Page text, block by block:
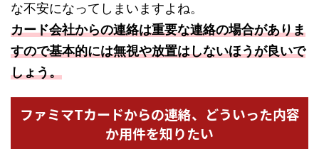
な不安になってしまいますよね。
カード会社からの連絡は重要な連絡の場合がありま
すので基本的には無視や放置はしないほうが良いで
しょう。
ファミマTカードからの連絡、どういった内容
か用件を知りたい